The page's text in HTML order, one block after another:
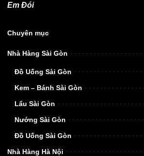
Em Đói
Chuyên mục
Nhà Hàng Sài Gòn
Đồ Uống Sài Gòn
Kem – Bánh Sài Gòn
Lẩu Sài Gòn
Nướng Sài Gòn
Đồ Uống Sài Gòn
Nhà Hàng Hà Nội